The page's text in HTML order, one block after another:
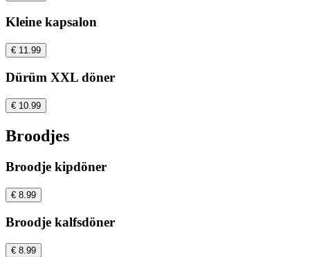
Kleine kapsalon
€ 11.99
Dürüm XXL döner
€ 10.99
Broodjes
Broodje kipdöner
€ 8.99
Broodje kalfsdöner
€ 8.99